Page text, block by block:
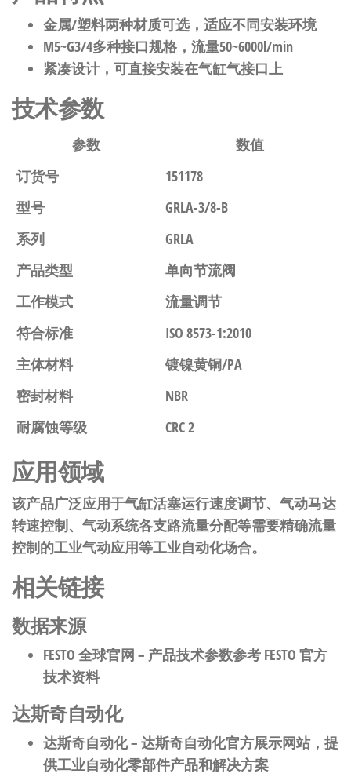
金属/塑料两种材质可选，适应不同安装环境
M5~G3/4多种接口规格，流量50~6000l/min
紧凑设计，可直接安装在气缸气接口上
技术参数
参数
数值
订货号
151178
型号
GRLA-3/8-B
系列
GRLA
产品类型
单向节流阀
工作模式
流量调节
符合标准
ISO 8573-1:2010
主体材料
镀镍黄铜/PA
密封材料
NBR
耐腐蚀等级
CRC 2
应用领域
该产品广泛应用于气缸活塞运行速度调节、气动马达
转速控制、气动系统各支路流量分配等需要精确流量
控制的工业气动应用等工业自动化场合。
相关链接
数据来源
FESTO 全球官网 – 产品技术参数参考 FESTO 官方
技术资料
达斯奇自动化
达斯奇自动化– 达斯奇自动化官方展示网站，提
供工业自动化零部件产品和解决方案